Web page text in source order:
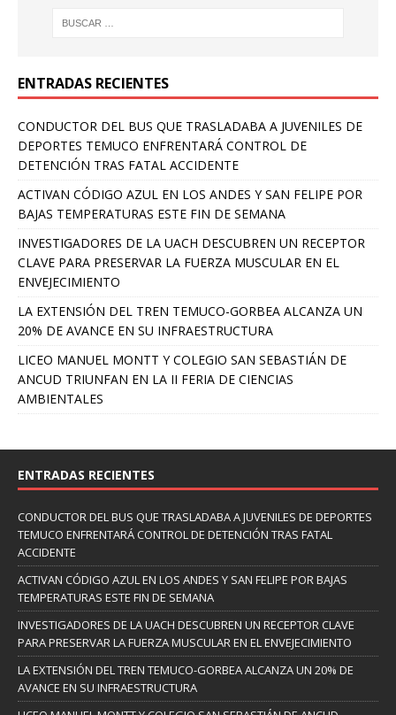
ENTRADAS RECIENTES
CONDUCTOR DEL BUS QUE TRASLADABA A JUVENILES DE
DEPORTES TEMUCO ENFRENTARÁ CONTROL DE
DETENCIÓN TRAS FATAL ACCIDENTE
ACTIVAN CÓDIGO AZUL EN LOS ANDES Y SAN FELIPE POR
BAJAS TEMPERATURAS ESTE FIN DE SEMANA
INVESTIGADORES DE LA UACH DESCUBREN UN RECEPTOR
CLAVE PARA PRESERVAR LA FUERZA MUSCULAR EN EL
ENVEJECIMIENTO
LA EXTENSIÓN DEL TREN TEMUCO-GORBEA ALCANZA UN
20% DE AVANCE EN SU INFRAESTRUCTURA
LICEO MANUEL MONTT Y COLEGIO SAN SEBASTIÁN DE
ANCUD TRIUNFAN EN LA II FERIA DE CIENCIAS
AMBIENTALES
ENTRADAS RECIENTES
CONDUCTOR DEL BUS QUE TRASLADABA A JUVENILES DE DEPORTES
TEMUCO ENFRENTARÁ CONTROL DE DETENCIÓN TRAS FATAL
ACCIDENTE
ACTIVAN CÓDIGO AZUL EN LOS ANDES Y SAN FELIPE POR BAJAS
TEMPERATURAS ESTE FIN DE SEMANA
INVESTIGADORES DE LA UACH DESCUBREN UN RECEPTOR CLAVE
PARA PRESERVAR LA FUERZA MUSCULAR EN EL ENVEJECIMIENTO
LA EXTENSIÓN DEL TREN TEMUCO-GORBEA ALCANZA UN 20% DE
AVANCE EN SU INFRAESTRUCTURA